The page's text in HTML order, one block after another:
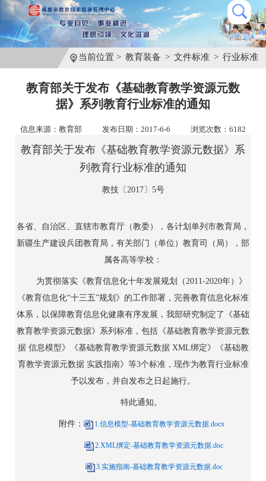
当前位置 > 教育装备 > 文件标准 > 行业标准
教育部关于发布《基础教育教学资源元数
据》系列教育行业标准的通知
信息来源：教育部 发布日期：2017-6-6 浏览次数：6182
教育部关于发布《基础教育教学资源元数据》系
列教育行业标准的通知
教技〔2017〕5号
各省、自治区、直辖市教育厅（教委），各计划单列市教育局，
新疆生产建设兵团教育局，有关部门（单位）教育司（局），部
属各高等学校：
为贯彻落实《教育信息化十年发展规划（2011-2020年）》
《教育信息化“十三五”规划》的工作部署，完善教育信息化标准
体系，以保障教育信息化健康有序发展，我部研究制定了《基础
教育教学资源元数据》系列标准，包括《基础教育教学资源元数
据 信息模型》《基础教育教学资源元数据 XML绑定》《基础教
育教学资源元数据 实践指南》等3个标准，现作为教育行业标准
予以发布，并自发布之日起施行。
特此通知。
附件： 1.信息模型-基础教育教学资源元数据.docx
2.XML绑定-基础教育教学资源元数据.doc
3.实施指南-基础教育教学资源元数据.doc